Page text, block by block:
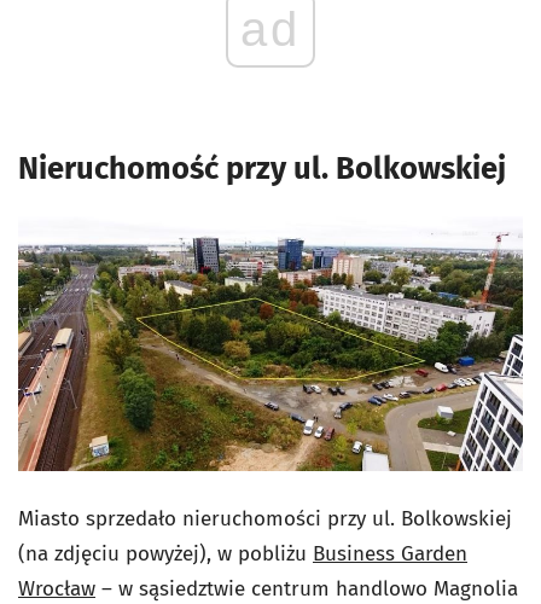
ad
Nieruchomość przy ul. Bolkowskiej
Miasto sprzedało nieruchomości przy ul. Bolkowskiej
(na zdjęciu powyżej), w pobliżu Business Garden
Wrocław – w sąsiedztwie centrum handlowo Magnolia